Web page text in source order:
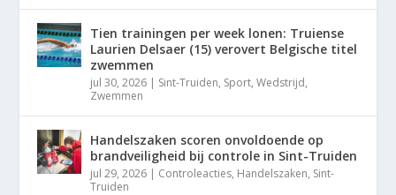
Tien trainingen per week lonen: Truiense
Laurien Delsaer (15) verovert Belgische titel
zwemmen
jul 30, 2026 | Sint-Truiden, Sport,Wedstrijd,
Zwemmen
Handelszaken scoren onvoldoende op
brandveiligheid bij controle in Sint-Truiden
jul 29, 2026 | Controleacties, Handelszaken, Sint-
Truiden